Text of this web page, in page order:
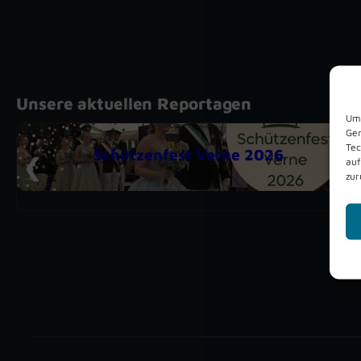
Unsere aktuellen Reportagen
Schützenfest Verne 2026